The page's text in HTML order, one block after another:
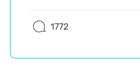
1772